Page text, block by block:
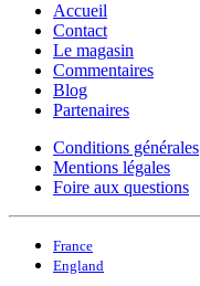
Accueil
Contact
Le magasin
Commentaires
Blog
Partenaires
Conditions générales
Mentions légales
Foire aux questions
France
England